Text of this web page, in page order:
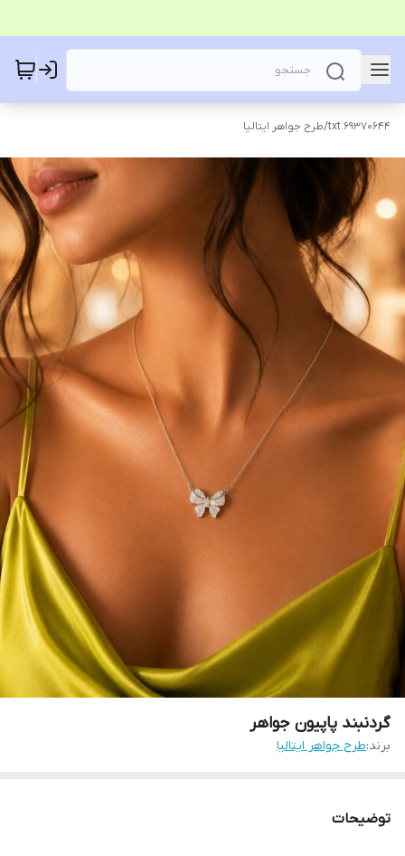
69370644.txt
/طرح جواهر ایتالیا
گردنبند پاپیون جواهر
برند:طرح جواهر ایتالیا
توضیحات